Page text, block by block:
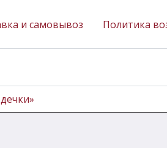
и самовывоз Политика